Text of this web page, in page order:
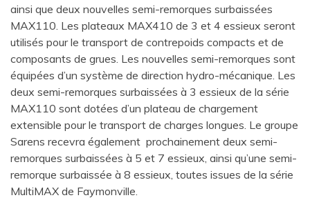
ainsi que deux nouvelles semi-remorques surbaissées
MAX110. Les plateaux MAX410 de 3 et 4 essieux seront
utilisés pour le transport de contrepoids compacts et de
composants de grues. Les nouvelles semi-remorques sont
équipées d’un système de direction hydro-mécanique. Les
deux semi-remorques surbaissées à 3 essieux de la série
MAX110 sont dotées d’un plateau de chargement
extensible pour le transport de charges longues. Le groupe
Sarens recevra également prochainement deux semi-
remorques surbaissées à 5 et 7 essieux, ainsi qu’une semi-
remorque surbaissée à 8 essieux, toutes issues de la série
MultiMAX de Faymonville.